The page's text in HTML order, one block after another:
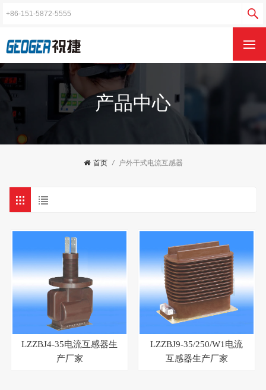
产品中心
首页 / 户外干式电流互感器
LZZBJ4-35电流互感器生
产厂家
LZZBJ9-35/250/W1电流
互感器生产厂家